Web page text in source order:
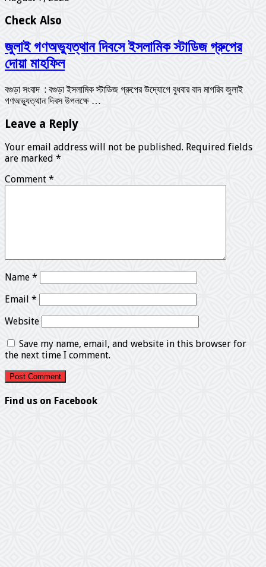
Check Also
জুলাই গণঅভ্যুত্থান দিবসে ইসলামিক স্টাডিজ গ্রুপের
দোয়া মাহফিল
বগুড়া সংবাদ : বগুড়া ইসলামিক স্টাডিজ গ্রুপের উদ্যোগে বুধবার বাদ মাগরিব জুলাই
গণঅভ্যুত্থান দিবস উপলক্ষে …
Leave a Reply
Your email address will not be published. Required fields
are marked *
Comment *
Name *
Email *
Website
Save my name, email, and website in this browser for
the next time I comment.
Find us on Facebook